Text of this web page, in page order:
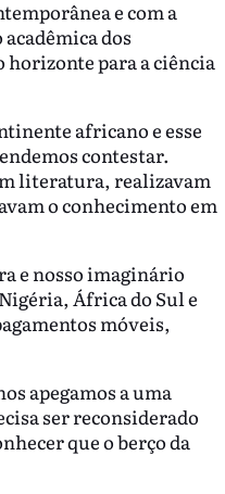
e com a
dos
horizonte para a ciência
africano e esse
contestar.
literatura, realizavam
o conhecimento em
e nosso imaginário
África do Sul e
móveis,
apegamos a uma
ser reconsiderado
que o berço da